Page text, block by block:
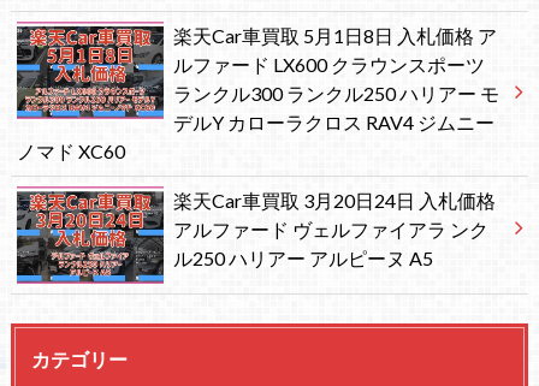
楽天Car車買取 5月1日8日 入札価格 ア
ルファード LX600 クラウンスポーツ
ランクル300 ランクル250 ハリアー モ
デルY カローラクロス RAV4 ジムニー
ノマド XC60
楽天Car車買取 3月20日24日 入札価格
アルファード ヴェルファイアラ ンク
ル250 ハリアー アルピーヌ A5
カテゴリー